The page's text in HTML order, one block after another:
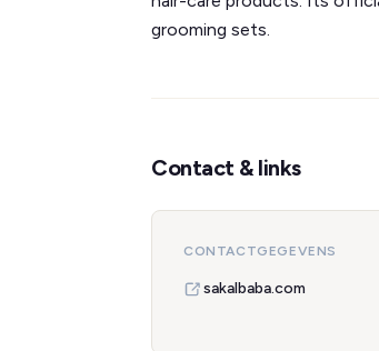
grooming sets.
Contact & links
CONTACTGEGEVENS
sakalbaba.com